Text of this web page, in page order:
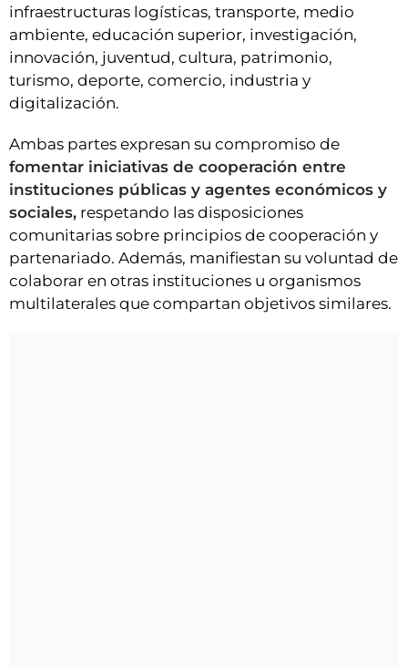
infraestructuras logísticas, transporte, medio
ambiente, educación superior, investigación,
innovación, juventud, cultura, patrimonio,
turismo, deporte, comercio, industria y
digitalización.
Ambas partes expresan su compromiso de
fomentar iniciativas de cooperación entre
instituciones públicas y agentes económicos y
sociales, respetando las disposiciones
comunitarias sobre principios de cooperación y
partenariado. Además, manifiestan su voluntad de
colaborar en otras instituciones u organismos
multilaterales que compartan objetivos similares.